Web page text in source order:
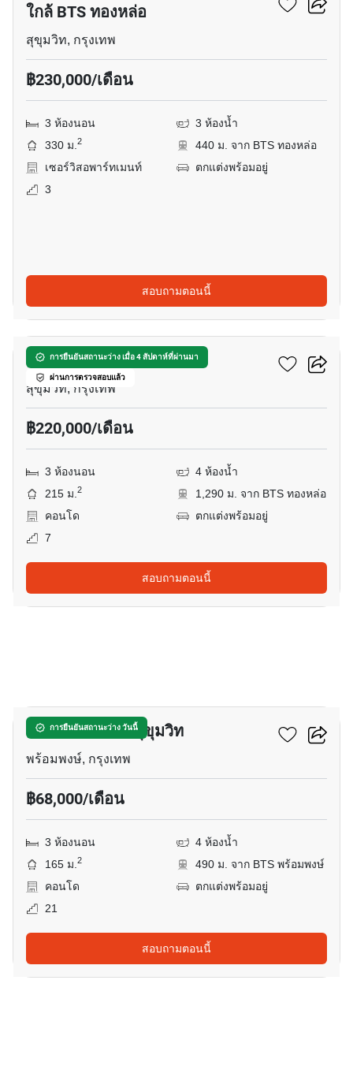
ใกล้ BTS ทองหล่อ
สุขุมวิท, กรุงเทพ
฿230,000/เดือน
3 ห้องนอน
3 ห้องน้ำ
330 ม.2
440 ม. จาก BTS ทองหล่อ
เซอร์วิสอพาร์ทเมนท์
ตกแต่งพร้อมอยู่
3
สอบถามตอนนี้
การยืนยันสถานะว่าง เมื่อ 4 สัปดาห์ที่ผ่านมา
ผ่านการตรวจสอบแล้ว
10
ลา ซิตต้า ทองหล่อ 16
สุขุมวิท, กรุงเทพ
฿220,000/เดือน
3 ห้องนอน
4 ห้องน้ำ
215 ม.2
1,290 ม. จาก BTS ทองหล่อ
คอนโด
ตกแต่งพร้อมอยู่
7
สอบถามตอนนี้
การยืนยันสถานะว่าง วันนี้
รอยัล คาสเซอร์ สุขุมวิท
พร้อมพงษ์, กรุงเทพ
฿68,000/เดือน
3 ห้องนอน
4 ห้องน้ำ
165 ม.2
490 ม. จาก BTS พร้อมพงษ์
คอนโด
ตกแต่งพร้อมอยู่
21
สอบถามตอนนี้